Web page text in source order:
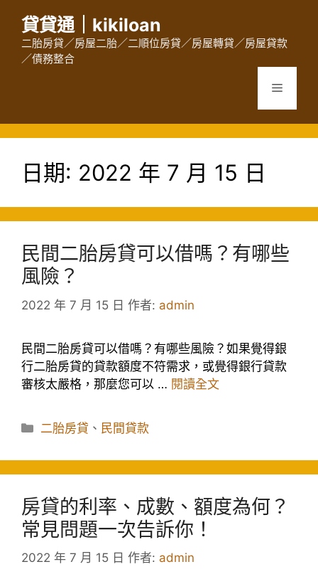
貸貸通｜kikiloan
二胎房貸／房屋二胎／二順位房貸／房屋轉貸／房屋貸款
／債務整合
選
日期: 2022 年 7 月 15 日
民間二胎房貸可以借嗎？有哪些
風險？
2022 年 7 月 15 日 作者: admin
民間二胎房貸可以借嗎？有哪些風險？如果覺得銀
行二胎房貸的貸款額度不符需求，或覺得銀行貸款
審核太嚴格，那麼您可以 … 閱讀全文
分
二胎房貸 、 民間貸款
房貸的利率、成數、額度為何？
常見問題一次告訴你！
2022 年 7 月 15 日 作者: admin